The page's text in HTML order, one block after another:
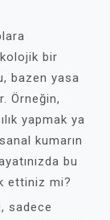
bir
bazen yasa
Örneğin,
yapmak ya
kumarın
bu
ettiniz mi?
sadece